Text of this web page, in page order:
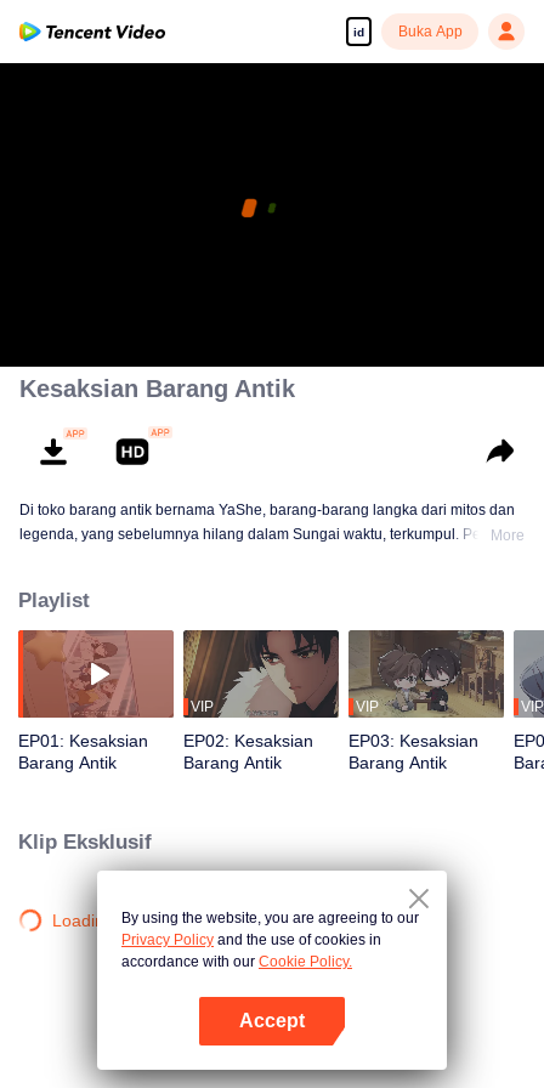
id Buka App
Kesaksian Barang Antik
Di toko barang antik bernama YaShe, barang-barang langka dari mitos dan
legenda, yang sebelumnya hilang dalam Sungai waktu, terkumpul. Pemilik
tersebut. Ia berteman dengan dokter baik hati, Su Beilu. Sang dokter
ternyata menyimpan sesuatu yang luar biasa. Apakah itu?
More
Playlist
EP01: Kesaksian
Barang Antik
VIP
EP02: Kesaksian
Barang Antik
VIP
EP03: Kesaksian
Barang Antik
VIP
Klip Eksklusif
Loading…By using the website, you are agreeing to our
Privacy Policy and the use of cookies in
accordance with our Cookie Policy.
Accept